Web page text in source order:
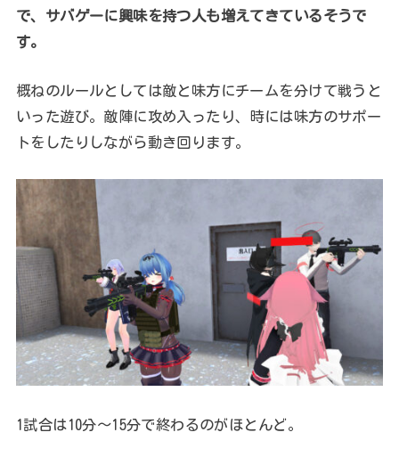
で、サバゲーに興味を持つ人も増えてきているそうで
す。
概ねのルールとしては敵と味方にチームを分けて戦うと
いった遊び。敵陣に攻め入ったり、時には味方のサポー
トをしたりしながら動き回ります。
1試合は10分～15分で終わるのがほとんど。